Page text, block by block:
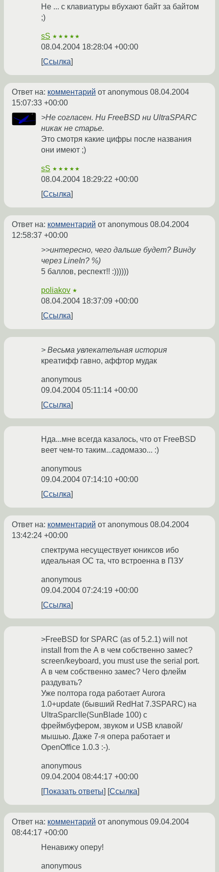
Не ... c клавиатуры вбухают байт за байтом
;)
sS ★★★★★
08.04.2004 18:28:04 +00:00
Ссылка
Ответ на: комментарий от anonymous 08.04.2004
15:07:33 +00:00
>Не согласен. Ни FreeBSD ни UltraSPARC
никак не старье.
Это смотря какие цифры после названия
они имеют ;)
sS ★★★★★
08.04.2004 18:29:22 +00:00
Ссылка
Ответ на: комментарий от anonymous 08.04.2004
12:58:37 +00:00
>>интересно, чего дальше будет? Винду
через LineIn? %)
5 баллов, респект!! :))))))
poliakov ★
08.04.2004 18:37:09 +00:00
Ссылка
> Весьма увлекательная история
креатифф гавно, аффтор мудак
anonymous
09.04.2004 05:11:14 +00:00
Ссылка
Нда...мне всегда казалось, что от FreeBSD
веет чем-то таким...садомазо... :)
anonymous
09.04.2004 07:14:10 +00:00
Ссылка
Ответ на: комментарий от anonymous 08.04.2004
13:42:24 +00:00
спектрума несуществует юниксов ибо
идеальная ОС та, что встроенна в ПЗУ
anonymous
09.04.2004 07:24:19 +00:00
Ссылка
>FreeBSD for SPARC (as of 5.2.1) will not
install from the А в чем собственно замес?
screen/keyboard, you must use the serial port.
А в чем собственно замес? Чего флейм
раздувать?
Уже полтора года работает Aurora
1.0+update (бывший RedHat 7.3SPARC) на
UltraSparcIIe(SunBlade 100) с
фреймбуфером, звуком и USB клавой/
мышью. Даже 7-я опера работает и
OpenOffice 1.0.3 :-).
anonymous
09.04.2004 08:44:17 +00:00
Показать ответы
Ссылка
Ответ на: комментарий от anonymous 09.04.2004
08:44:17 +00:00
Ненавижу оперу!
anonymous